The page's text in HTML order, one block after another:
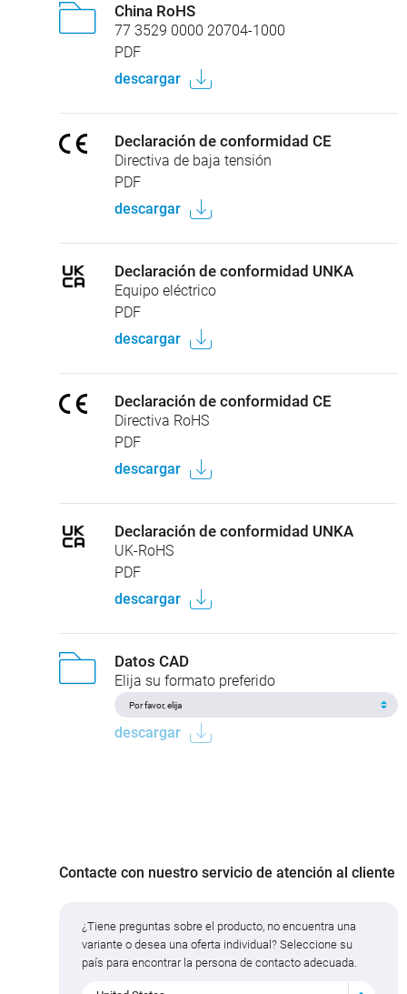
China RoHS
77 3529 0000 20704-1000
PDF
descargar
Declaración de conformidad CE
Directiva de baja tensión
PDF
descargar
Declaración de conformidad UNKA
Equipo eléctrico
PDF
descargar
Declaración de conformidad CE
Directiva RoHS
PDF
descargar
Declaración de conformidad UNKA
UK-RoHS
PDF
descargar
Datos CAD
Elija su formato preferido
descargar
Contacte con nuestro servicio de atención al cliente
¿Tiene preguntas sobre el producto, no encuentra una
variante o desea una oferta individual? Seleccione su
país para encontrar la persona de contacto adecuada.